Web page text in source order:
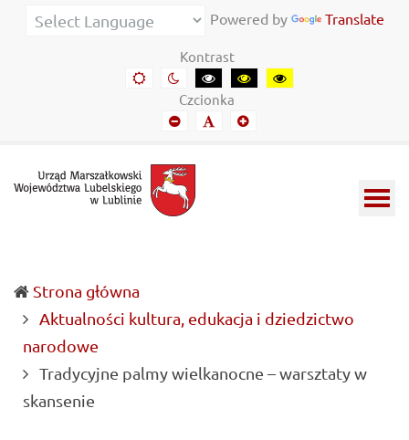
Urząd
Informacje
Lubelszczyźnie
Powered by Translate
Kontrast
Domyślny
kontrast
Kontrast
nocny
Kontrast
czarny-
biały
Kontrast
czarny-
Kontrast
żółto-
Czcionka
Mniejszy
font
Domyślny
font
Mniejszy
Strona główna
Aktualności kultura, edukacja i dziedzictwo
narodowe
Tradycyjne palmy wielkanocne – warsztaty w
skansenie